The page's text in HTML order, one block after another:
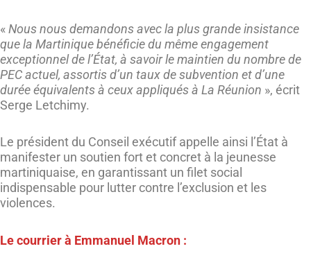
«Nous nous demandons avec la plus grande insistance
que la Martinique bénéficie du même engagement
exceptionnel de l’État, à savoir le maintien du nombre de
PEC actuel, assortis d’un taux de subvention et d’une
durée équivalents à ceux appliqués à La Réunion », écrit
Serge Letchimy.
Le président du Conseil exécutif appelle ainsi l’État à
manifester un soutien fort et concret à la jeunesse
martiniquaise, en garantissant un filet social
indispensable pour lutter contre l’exclusion et les
violences.
Le courrier à Emmanuel Macron :